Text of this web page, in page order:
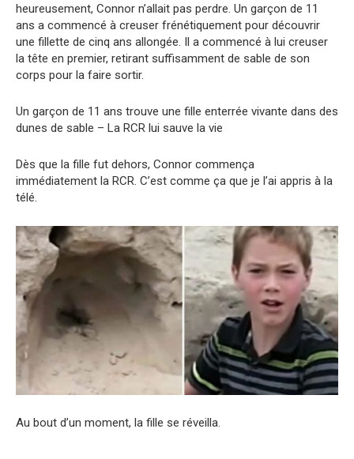
heureusement, Connor n’allait pas perdre. Un garçon de 11
ans a commencé à creuser frénétiquement pour découvrir
une fillette de cinq ans allongée. Il a commencé à lui creuser
la tête en premier, retirant suffisamment de sable de son
corps pour la faire sortir.
Un garçon de 11 ans trouve une fille enterrée vivante dans des
dunes de sable – La RCR lui sauve la vie
Dès que la fille fut dehors, Connor commença
immédiatement la RCR. C’est comme ça que je l’ai appris à la
télé.
Au bout d’un moment, la fille se réveilla.